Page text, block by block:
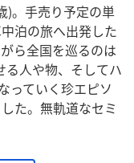
)。手売り予定の単
泊の旅へ出発した
ら全国を巡るのは
る人や物、そしてハ
っていく珍エピソ
た。無軌道なセミ